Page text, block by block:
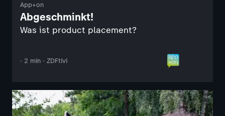
App+on
Abgeschminkt!
Was ist product placement?
· 2 min · ZDFtivi